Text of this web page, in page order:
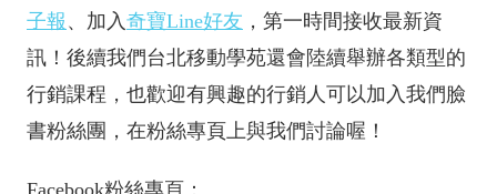
子報 、加入 奇寶Line好友 ，第一時間接收最新資
訊！後續我們台北移動學苑還會陸續舉辦各類型的
行銷課程，也歡迎有興趣的行銷人可以加入我們臉
書粉絲團，在粉絲專頁上與我們討論喔！
Facebook粉絲專頁：